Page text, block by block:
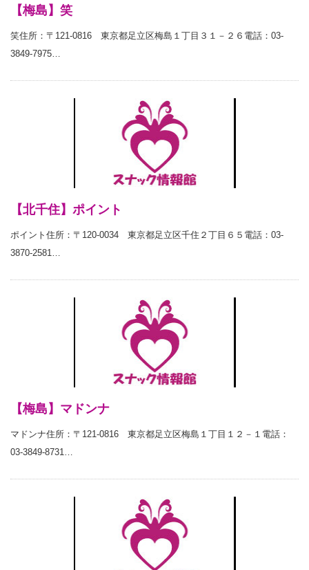
【梅島】笑
笑住所：〒121-0816 東京都足立区梅島１丁目３１－２６電話：03-
3849-7975…
【北千住】ポイント
ポイント住所：〒120-0034 東京都足立区千住２丁目６５電話：03-
3870-2581…
【梅島】マドンナ
マドンナ住所：〒121-0816 東京都足立区梅島１丁目１２－１電話：
03-3849-8731…